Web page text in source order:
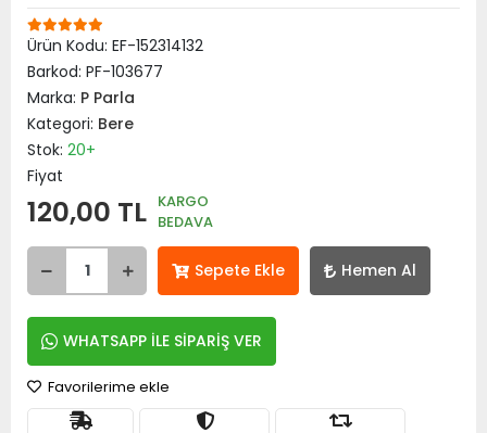
Ürün Kodu: EF-152314132
Barkod: PF-103677
Marka: P Parla
Kategori: Bere
Stok: 20+
Fiyat
120,00 TL KARGO
BEDAVA
Sepete Ekle Hemen Al
WHATSAPP İLE SİPARİŞ VER
Favorilerime ekle